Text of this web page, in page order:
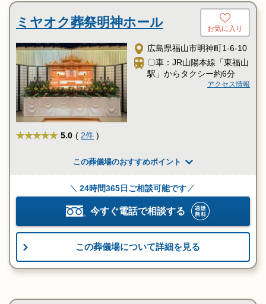
ミヤオク葬祭明神ホール お気に入り
広島県福山市明神町1-6-10
〇車：JR山陽本線「東福山
駅」からタクシー約6分
アクセス情報
★★★★★ 5.0 ( 2件 )
この葬儀場のおすすめポイント
24時間365日ご相談可能です
今すぐ電話で相談する
この葬儀場について詳細を見る